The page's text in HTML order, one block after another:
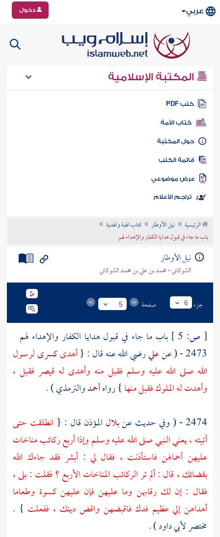
عربي دخول
المكتبة الإسلامية
كتب PDF
كتاب الأمة
المكتبة
الكتب
موضوعي
تراجم الأعلام
الرئيسية نيل الأوطار
كتاب الهبة والهدية
باب ما جاء في قبول هدايا الكفار والإهداء لهم
نيل الأوطار
الشوكاني - محمد بن علي بن محمد الشوكاني
جزء 6 صفحة 5
[ ص:
باب ما جاء في قبول هدايا الكفار والإهداء لهم
2473 - ( عن
عليرضي الله عنه قال : {أهدىكسرىلرسول
الله صلى الله عليه وسلم فقبل منه وأهدى له قيصر فقبل ،
وأهدت له الملوك فقبل منها} رواهأحمدوالترمذي) .
2474 - ( وفي حديث عن
بلال المؤذن قال : { انطلقت حتى
أتيته ، يعني النبي صلى الله عليه وسلم وإذا أربع ركائب مناخات
عليهن أحمالهن فاستأذنت ، فقال لي : أبشر فقد جاءك الله
بقضائك ، قال : ألم تر الركائب المناخات الأربع ؟ فقلت : بلى ،
فقال : إن لك رقابهن وما عليهن فإن عليهن كسوة وطعاما
أهداهن إلي عظيم فدك فاقبضهن واقض دينك ، ففعلت } .
مختصرلأبي داود) .